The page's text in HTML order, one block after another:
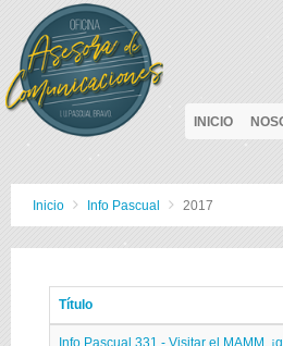
INICIO
Inicio Info Pascual 2017
Título
Info Pascual 331 - Visitar el MAMM,